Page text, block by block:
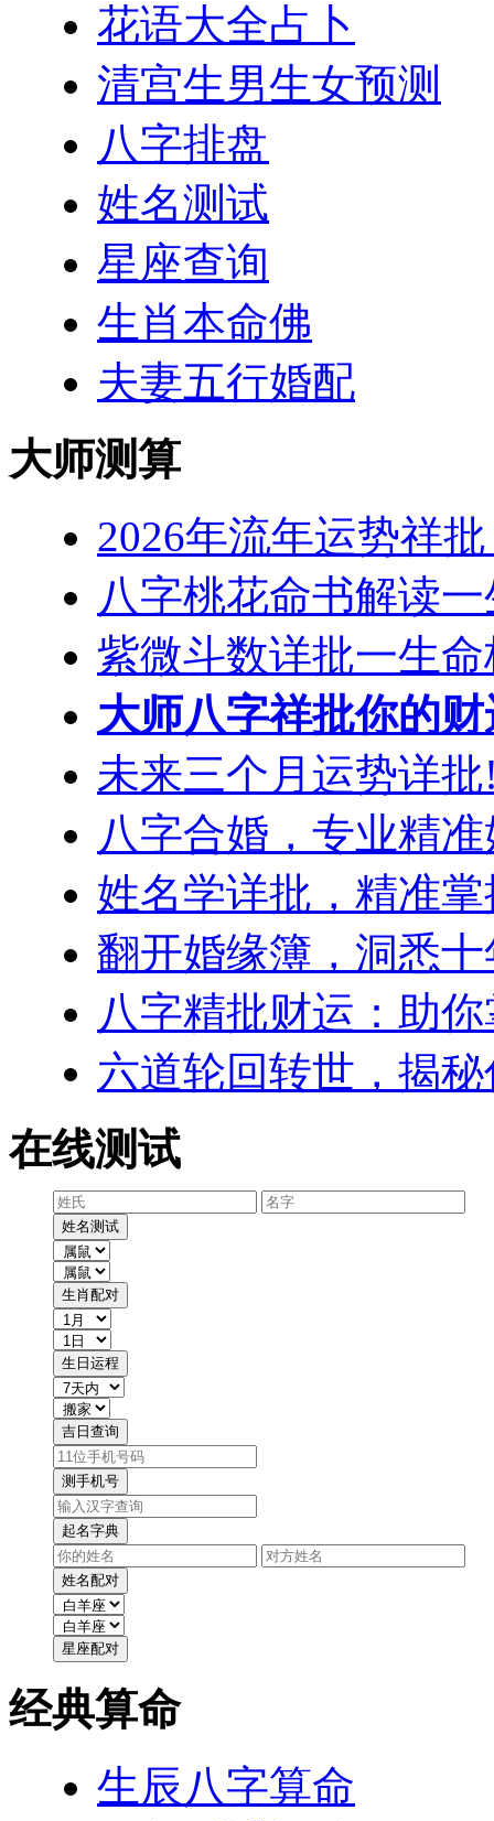
花语大全占卜
清宫生男生女预测
八字排盘
姓名测试
星座查询
生肖本命佛
夫妻五行婚配
大师测算
2026年流年运势祥
八字桃花命书解读
紫微斗数详批一生
大师八字祥批你的
未来三个月运势详
八字合婚，专业精
姓名学详批，精准
翻开婚缘簿，洞悉
八字精批财运：助
六道轮回转世，揭
在线测试
经典算命
生辰八字算命